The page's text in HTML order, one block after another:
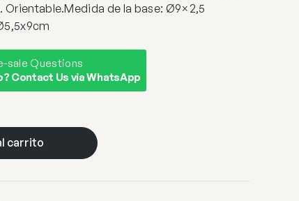
Orientable.Medida de la base: Ø9×2,5
sale Questions
Contact Us via WhatsApp
carrito